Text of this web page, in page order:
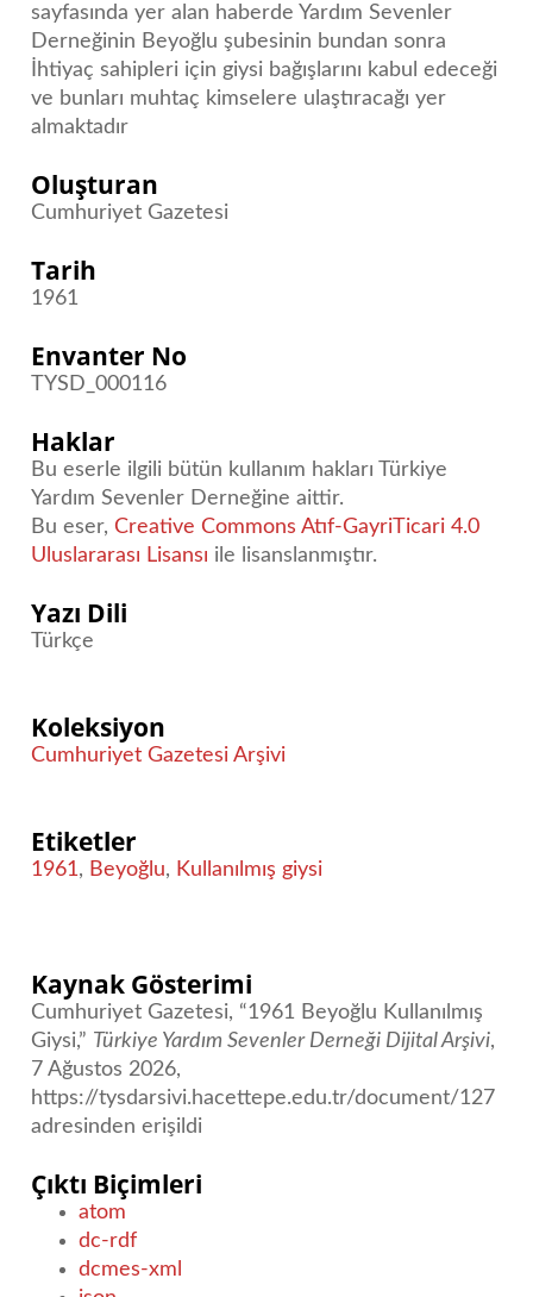
sayfasında yer alan haberde Yardım Sevenler
Derneğinin Beyoğlu şubesinin bundan sonra
İhtiyaç sahipleri için giysi bağışlarını kabul edeceği
ve bunları muhtaç kimselere ulaştıracağı yer
almaktadır
Oluşturan
Cumhuriyet Gazetesi
Tarih
1961
Envanter No
TYSD_000116
Haklar
Bu eserle ilgili bütün kullanım hakları Türkiye
Yardım Sevenler Derneğine aittir.
Bu eser,Creative Commons Atıf-GayriTicari 4.0
Uluslararası Lisansı ile lisanslanmıştır.
Yazı Dili
Türkçe
Koleksiyon
Cumhuriyet Gazetesi Arşivi
Etiketler
1961, Beyoğlu, Kullanılmış giysi
Kaynak Gösterimi
Cumhuriyet Gazetesi, “1961 Beyoğlu Kullanılmış
Giysi,” Türkiye Yardım Sevenler Derneği Dijital Arşivi,
7 Ağustos 2026,
https://tysdarsivi.hacettepe.edu.tr/document/127
adresinden erişildi
Çıktı Biçimleri
atom
dc-rdf
dcmes-xml